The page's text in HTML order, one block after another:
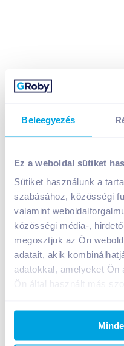
Beleegyezés
Ez a weboldal sütiket
Sütiket használunk a
szabásához, közösségi
valamint
közösségi média-,
megosztjuk az Ön
adatait, akik
adatokkal, amelyeket Ön
Fit zabkása
269
Nettó eladási
1
+1
Bevásárlólistához adom